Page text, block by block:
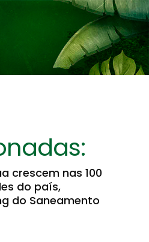
crescem nas 100
do país,
do Saneamento